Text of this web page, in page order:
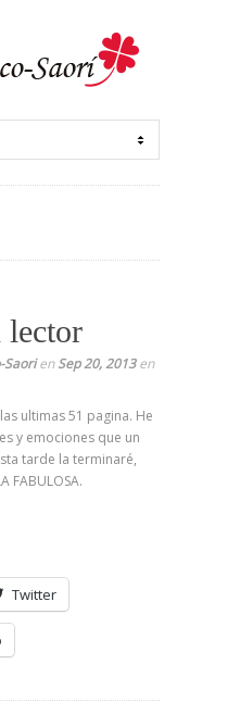
lector
SaorienSep 20, 2013en
ultimas 51 pagina. He
y emociones que un
tarde la terminaré,
FABULOSA.
Twitter